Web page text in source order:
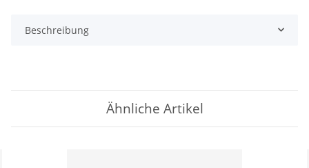
Beschreibung
Ähnliche Artikel